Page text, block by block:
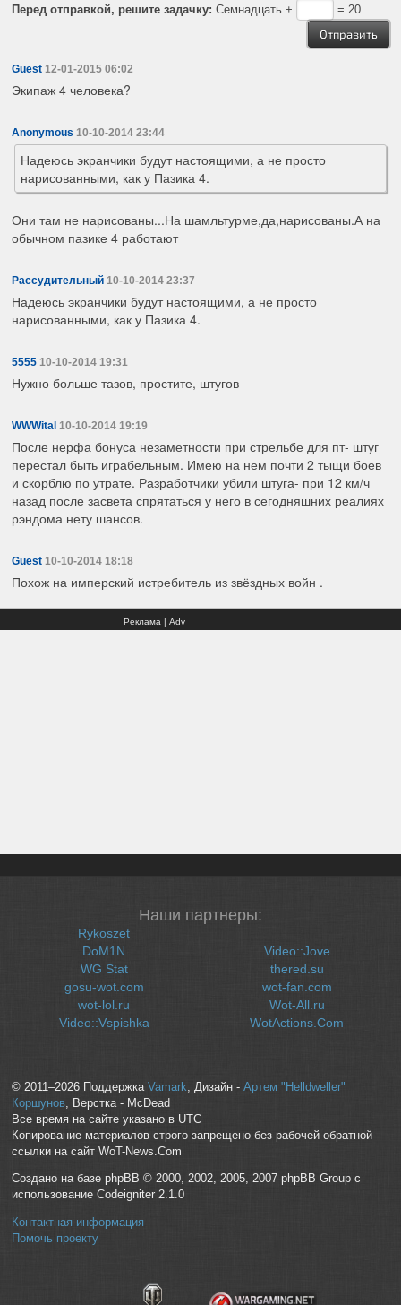
Перед отправкой, решите задачку: Семнадцать + = 20
Guest 12-01-2015 06:02
Экипаж 4 человека?
Anonymous 10-10-2014 23:44
Надеюсь экранчики будут настоящими, а не просто
нарисованными, как у Пазика 4.
Они там не нарисованы...На шамльтурме,да,нарисованы.А на
обычном пазике 4 работают
Рассудительный 10-10-2014 23:37
Надеюсь экранчики будут настоящими, а не просто
нарисованными, как у Пазика 4.
5555 10-10-2014 19:31
Нужно больше тазов, простите, штугов
WWWital 10-10-2014 19:19
После нерфа бонуса незаметности при стрельбе для пт- штуг
перестал быть играбельным. Имею на нем почти 2 тыщи боев
и скорблю по утрате. Разработчики убили штуга- при 12 км/ч
назад после засвета спрятаться у него в сегодняшних реалиях
рэндома нету шансов.
Guest 10-10-2014 18:18
Похож на имперский истребитель из звёздных войн .
Реклама | Adv
Наши партнеры:
Rykoszet
DoM1N
WG Stat
gosu-wot.com
wot-lol.ru
Video::Vspishka
Video::Jove
thered.su
wot-fan.com
Wot-All.ru
WotActions.Com
© 2011–2026 Поддержка Vamark , Дизайн - Артем "Helldweller"
Коршунов, Верстка - McDead
Все время на сайте указано в UTC
Копирование материалов строго запрещено без рабочей обратной
ссылки на сайт WoT-News.Com
Создано на базе phpBB © 2000, 2002, 2005, 2007 phpBB Group с
использование Codeigniter 2.1.0
Контактная информация
Помочь проекту